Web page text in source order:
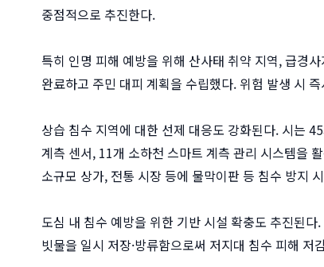
중점적으로 추진한다.
특히 인명 피해 예방을 위해 산사태 취약 지역, 급경
완료하고 주민 대피 계획을 수립했다. 위험 발생 시
상습 침수 지역에 대한 선제 대응도 강화된다. 시는
계측 센서, 11개 소하천 스마트 계측 관리 시스템을
소규모 상가, 전통 시장 등에 물막이판 등 침수 방지
도심 내 침수 예방을 위한 기반 시설 확충도 추진된
빗물을 일시 저장·방류함으로써 저지대 침수 피해 저